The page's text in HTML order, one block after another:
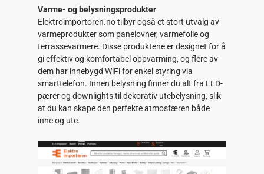
Varme- og belysningsprodukter
Elektroimportoren.no tilbyr også et stort utvalg av
varmeprodukter som panelovner, varmefolie og
terrassevarmere. Disse produktene er designet for å
gi effektiv og komfortabel oppvarming, og flere av
dem har innebygd WiFi for enkel styring via
smarttelefon. Innen belysning finner du alt fra LED-
pærer og downlights til dekorativ utebelysning, slik
at du kan skape den perfekte atmosfæren både
inne og ute.